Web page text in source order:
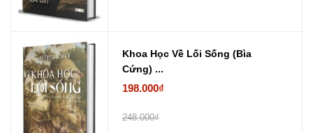
Khoa Học Về Lối Sống (Bìa
Cứng) ...
198.000₫
248.000₫